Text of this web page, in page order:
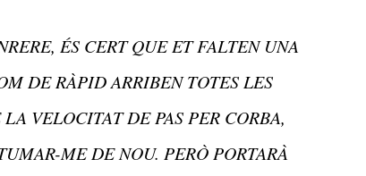
ÉS CERT QUE ET FALTEN UNA
DE RÀPID ARRIBEN TOTES LES
VELOCITAT DE PAS PER CORBA,
ME DE NOU. PERÒ PORTARÀ